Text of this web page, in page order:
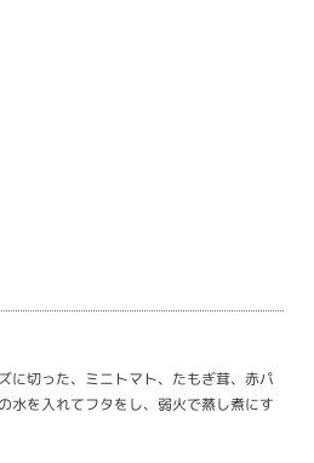
に切った、ミニトマト、たもぎ茸、赤パ
水を入れてフタをし、弱火で蒸し煮にす